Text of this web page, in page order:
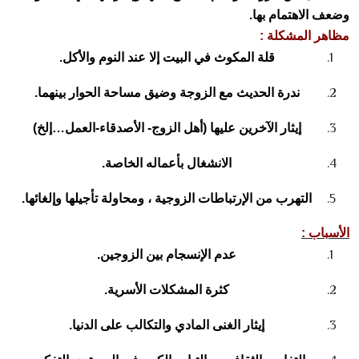
وضعف الاهتمام بها.
مظاهر المشكلة :
قلة المكوث في البيت إلا عند النوم والأكل.
ندرة الحديث مع الزوجة وضيق مساحة الحوار بينهما.
إيثار الآخرين عليها (أهل الزوج- الأصدقاء-العمل…إلخ)
الانشغال بأعماله الخاصة.
التهرب من الإرتباطات الزوجية ، ومحاولة تأجيلها وإلغائها.
الأسباب :
عدم الإنسجام بين الزوجين.
كثرة المشكلات الأسرية.
إيثار الغنى المادي والتكالب على الدنيا.